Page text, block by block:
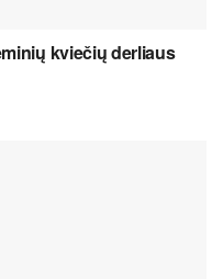
kviečių derliaus